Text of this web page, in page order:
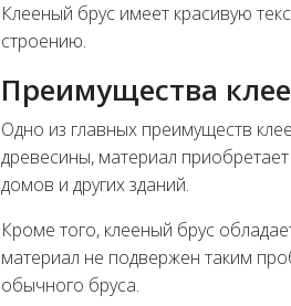
Клееный брус имеет красивую
строению.
Преимущества
Одно из главных преимуществ
древесины, материал
домов и других зданий.
Кроме того, клееный брус
материал не подвержен таким
обычного бруса.